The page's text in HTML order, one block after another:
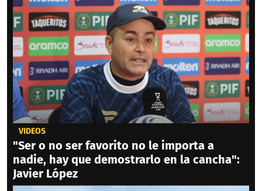
VIDEOS
"Ser o no ser favorito no le importa a
nadie, hay que demostrarlo en la cancha":
Javier López